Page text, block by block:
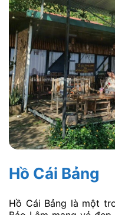
Hồ Cái Bảng
Hồ Cái Bảng là một